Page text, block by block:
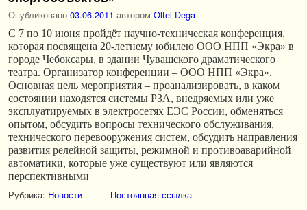
Опубликовано 03.06.2011 автором Olfel Dega
С 7 по 10 июня пройдёт научно-техническая конференция,
которая посвящена 20-летнему юбилею ООО НПП «Экра» в
городе Чебоксары, в здании Чувашского драматического
театра. Организатор конференции – ООО НПП «Экра».
Основная цель мероприятия – проанализировать, в каком
состоянии находятся системы РЗА, внедряемых или уже
эксплуатируемых в электросетях ЕЭС России, обменяться
опытом, обсудить вопросы технического обслуживания,
технического перевооружения систем, обсудить направления
развития релейной защиты, режимной и противоаварийной
автоматики, которые уже существуют или являются
перспективными
Рубрика: Новости Постоянная ссылка